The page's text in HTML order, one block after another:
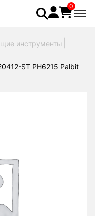
0
инструменты
ST PH6215 Palbit